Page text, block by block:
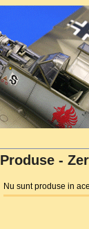
Produse -
Nu sunt produse in